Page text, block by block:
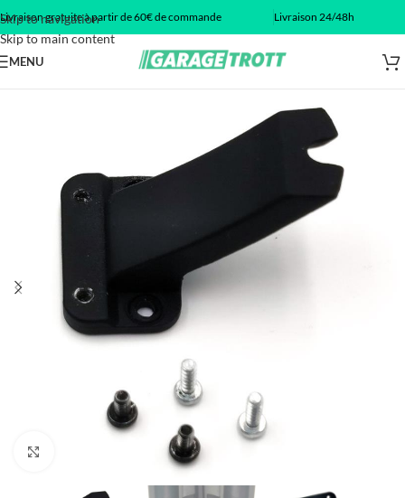
Skip to navigation
Skip to main content
Livraison gratuite à partir de 60€ de commande Livraison 24/48h
MENU